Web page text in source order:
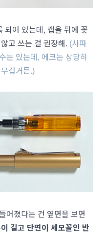
되어 있는데, 캡을 뒤에 꽂
고 쓰는 걸 권장해. (사파
는 있는데, 에코는 상당히
겁거든.)
어졌다는 건 옆면을 보면
길고 단면이 세모꼴인 반